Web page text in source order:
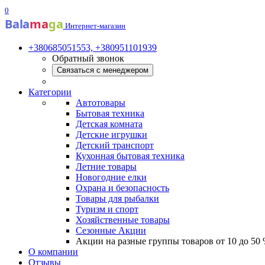
0
Balamaga Интернет-магазин
+380685051553, +380951101939
Обратный звонок
Связаться с менеджером
Категории
Автотовары
Бытовая техника
Детская комната
Детские игрушки
Детский транспорт
Кухонная бытовая техника
Летние товары
Новогодние елки
Охрана и безопасность
Товары для рыбалки
Туризм и спорт
Хозяйственные товары
Сезонные Акции
Акции на разные группы товаров от 10 до 50
О компании
Отзывы